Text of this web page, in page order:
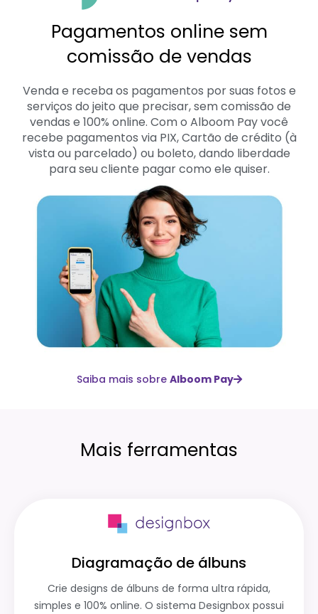
Pagamentos online sem
comissão de vendas
Venda e receba os pagamentos por suas fotos e
serviços do jeito que precisar, sem comissão de
vendas e 100% online. Com o Alboom Pay você
recebe pagamentos via PIX, Cartão de crédito (à
vista ou parcelado) ou boleto, dando liberdade
para seu cliente pagar como ele quiser.
Saiba mais sobre Alboom Pay
Mais ferramentas
Diagramação de álbuns
Crie designs de álbuns de forma ultra rápida,
simples e 100% online. O sistema Designbox possui